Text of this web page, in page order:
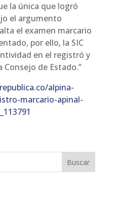
la única que logró
el argumento
el examen marcario
por ello, la SIC
en el registró y
Consejo de Estado.”
alpina-
marcario-apinal-